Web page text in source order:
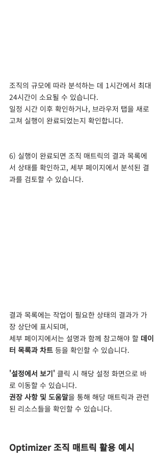
조직의 규모에 따라 분석하는 데 1시간에서 최대
24시간이 소요될 수 있습니다.
일정 시간 이후 확인하거나, 브라우저 탭을 새로
고쳐 실행이 완료되었는지 확인합니다.
6) 실행이 완료되면 조직 매트릭의 결과 목록에
서 상태를 확인하고, 세부 페이지에서 분석된 결
과를 검토할 수 있습니다.
결과 목록에는 작업이 필요한 상태의 결과가 가
장 상단에 표시되며,
세부 페이지에서는 설명과 함께 참고해야 할 데이
터 목록과 차트 등을 확인할 수 있습니다.
'설정에서 보기' 클릭 시 해당 설정 화면으로 바
로 이동할 수 있습니다.
권장 사항 및 도움말을 통해 해당 매트릭과 관련
된 리소스들을 확인할 수 있습니다.
Optimizer 조직 매트릭 활용 예시